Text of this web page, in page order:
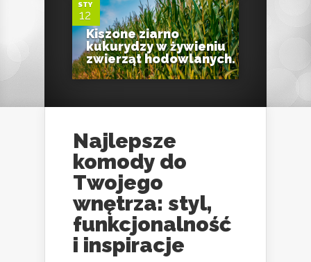
STY
12
Kiszone ziarno
kukurydzy w żywieniu
zwierząt hodowlanych.
Najlepsze
komody do
Twojego
wnętrza: styl,
funkcjonalność
i inspiracje